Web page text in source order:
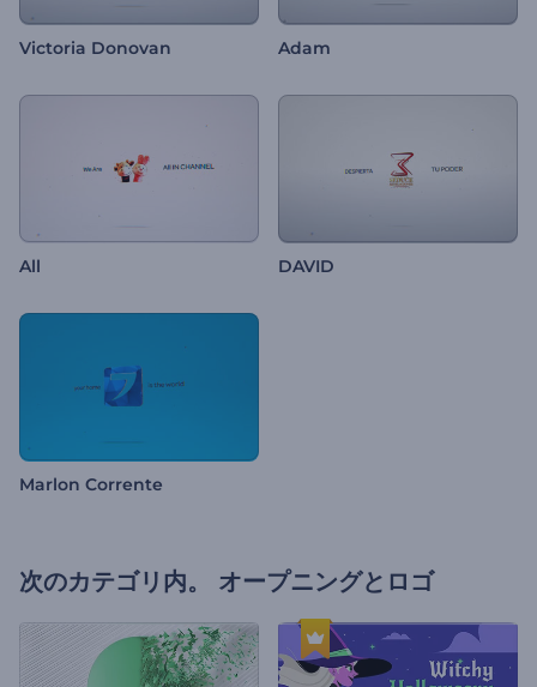
Victoria Donovan Adam
All DAVID
Marlon Corrente
次のカテゴリ内。 オープニングとロゴ